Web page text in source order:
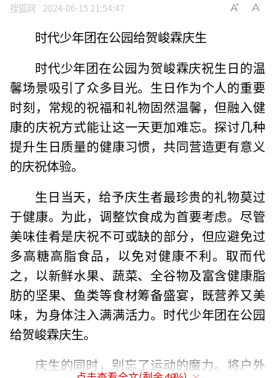
搜狐网 2024-06-15 21:54:47
时代少年团在公园给贺峻霖庆生
时代少年团在公园为贺峻霖庆祝生日的温
馨场景吸引了众多目光。生日作为个人的重要
时刻，常规的祝福和礼物固然温馨，但融入健
康的庆祝方式能让这一天更加难忘。探讨几种
提升生日质量的健康习惯，共同营造更有意义
的庆祝体验。
生日当天，给予庆生者最珍贵的礼物莫过
于健康。为此，调整饮食成为首要考虑。尽管
美味佳肴是庆祝不可或缺的部分，但应避免过
多高糖高脂食品，以免对健康不利。取而代
之，以新鲜水果、蔬菜、全谷物及富含健康脂
肪的坚果、鱼类等食材筹备盛宴，既营养又美
味，为身体注入满满活力。时代少年团在公园
给贺峻霖庆生。
庆生的同时，别忘了运动的魔力。将户外